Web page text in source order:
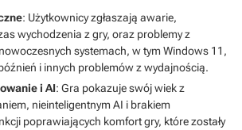
: Użytkownicy zgłaszają awarie,
wychodzenia z gry, oraz problemy z
systemach, w tym Windows 11,
i innych problemów z wydajnością.
i AI: Gra pokazuje swój wiek z
nieinteligentnym AI i brakiem
poprawiających komfort gry, które zostały